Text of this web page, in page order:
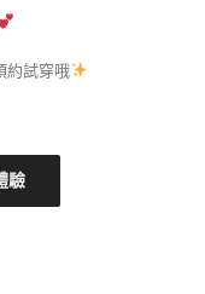
約試穿哦
驗